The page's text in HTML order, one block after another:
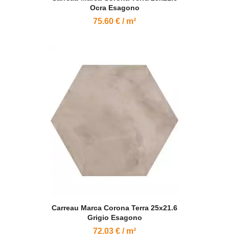
Ocra Esagono
75.60 € / m²
Carreau Marca Corona Terra 25x21.6
Grigio Esagono
72.03 € / m²